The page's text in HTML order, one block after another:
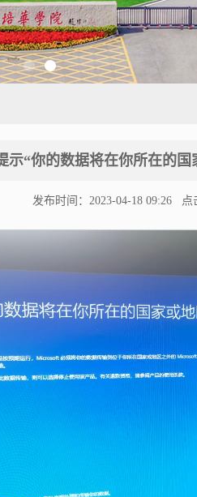
示“你的数据将在你所在的
发布时间：2023-04-18 09:26 点